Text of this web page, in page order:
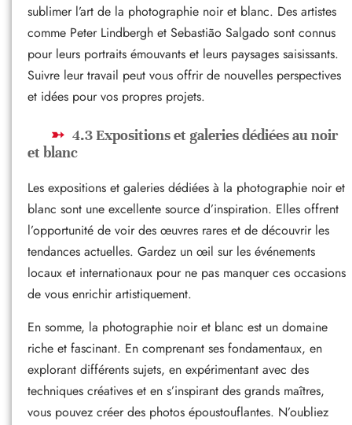
sublimer l’art de la photographie noir et blanc. Des artistes
comme Peter Lindbergh et Sebastião Salgado sont connus
pour leurs portraits émouvants et leurs paysages saisissants.
Suivre leur travail peut vous offrir de nouvelles perspectives
et idées pour vos propres projets.
4.3 Expositions et galeries dédiées au noir
et blanc
Les expositions et galeries dédiées à la photographie noir et
blanc sont une excellente source d’inspiration. Elles offrent
l’opportunité de voir des œuvres rares et de découvrir les
tendances actuelles. Gardez un œil sur les événements
locaux et internationaux pour ne pas manquer ces occasions
de vous enrichir artistiquement.
En somme, la photographie noir et blanc est un domaine
riche et fascinant. En comprenant ses fondamentaux, en
explorant différents sujets, en expérimentant avec des
techniques créatives et en s’inspirant des grands maîtres,
vous pouvez créer des photos époustouflantes. N’oubliez